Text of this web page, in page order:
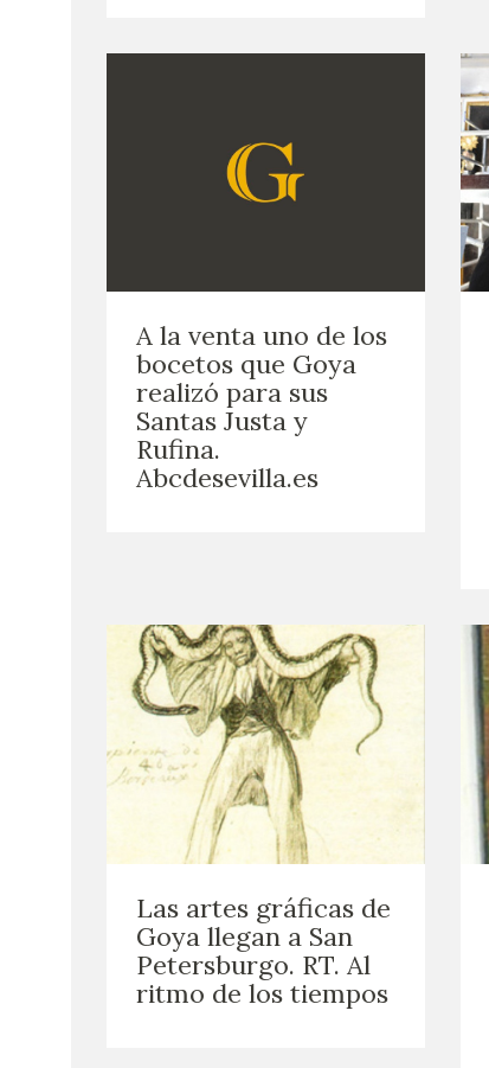
A la venta uno de los
bocetos que Goya
realizó para sus
Santas Justa y
Rufina.
Abcdesevilla.es
Las artes gráficas de
Goya llegan a San
Petersburgo. RT. Al
ritmo de los tiempos